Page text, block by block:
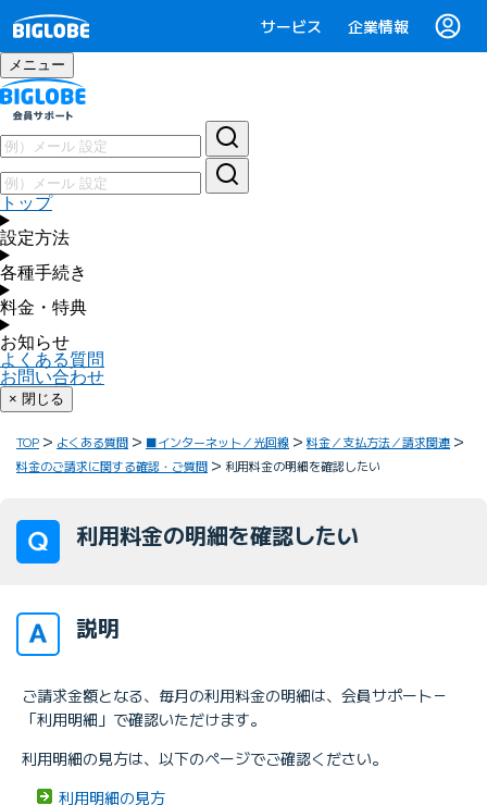
サービス 企業情報
メニュー
トップ
設定方法
各種手続き
料金・特典
お知らせ
よくある質問
お問い合わせ
× 閉じる
TOP よくある質問 ■インターネット／光回線
料金／支払方法／請求関連
料金のご請求に関する確認・ご質問
利用料金の明細を確認したい
利用料金の明細を確認したい
説明
ご請求金額となる、毎月の利用料金の明細は、会員サポート－
「利用明細」で確認いただけます。
利用明細の見方は、以下のページでご確認ください。
利用明細の見方